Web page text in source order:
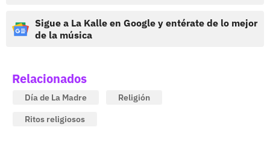
Sigue a La Kalle en Google y entérate de lo mejor
de la música
Relacionados
Día de La Madre
Religión
Ritos religiosos